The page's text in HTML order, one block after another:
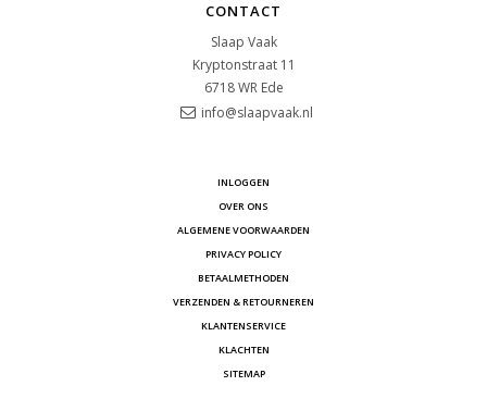
CONTACT
Slaap Vaak
Kryptonstraat 11
6718 WR Ede
info@slaapvaak.nl
INLOGGEN
OVER ONS
ALGEMENE VOORWAARDEN
PRIVACY POLICY
BETAALMETHODEN
VERZENDEN & RETOURNEREN
KLANTENSERVICE
KLACHTEN
SITEMAP